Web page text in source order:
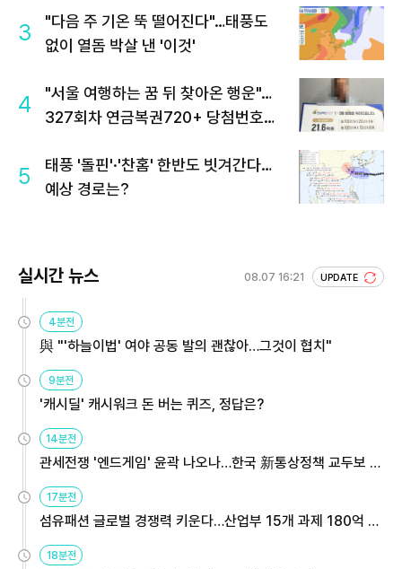
3
"다음 주 기온 뚝 떨어진다"…태풍도
없이 열돔 박살 낸 '이것'
4
"서울 여행하는 꿈 뒤 찾아온 행운"…
327회차 연금복권720+ 당첨번호조
5
태풍 '돌핀'·'찬홈' 한반도 빗겨간다…
예상 경로는?
실시간 뉴스 08.07 16:21 UPDATE
4분전
與 "'하늘이법' 여야 공동 발의 괜찮아…그것이 협치"
9분전
'캐시딜' 캐시워크 돈 버는 퀴즈, 정답은?
14분전
관세전쟁 '엔드게임' 윤곽 나오나…한국 新통상정책 교두보 활
17분전
섬유패션 글로벌 경쟁력 키운다…산업부 15개 과제 180억 지
18분전